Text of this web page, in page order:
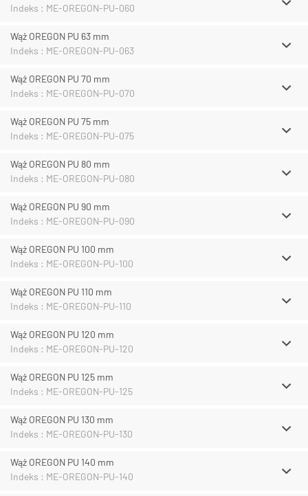
Indeks : ME-OREGON-PU-060
Wąż OREGON PU 63 mm
Indeks : ME-OREGON-PU-063
Wąż OREGON PU 70 mm
Indeks : ME-OREGON-PU-070
Wąż OREGON PU 75 mm
Indeks : ME-OREGON-PU-075
Wąż OREGON PU 80 mm
Indeks : ME-OREGON-PU-080
Wąż OREGON PU 90 mm
Indeks : ME-OREGON-PU-090
Wąż OREGON PU 100 mm
Indeks : ME-OREGON-PU-100
Wąż OREGON PU 110 mm
Indeks : ME-OREGON-PU-110
Wąż OREGON PU 120 mm
Indeks : ME-OREGON-PU-120
Wąż OREGON PU 125 mm
Indeks : ME-OREGON-PU-125
Wąż OREGON PU 130 mm
Indeks : ME-OREGON-PU-130
Wąż OREGON PU 140 mm
Indeks : ME-OREGON-PU-140